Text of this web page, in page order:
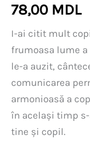
78,00 MDL
I-ai citit mult
frumoasa lume
le-a auzit,
comunicarea
armonioasă a
în același timp
tine și copil.